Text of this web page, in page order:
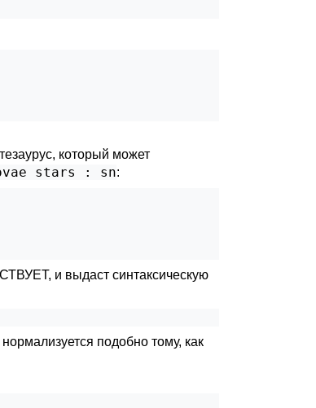
который может
stars : sn:
и выдаст синтаксическую
подобно тому, как